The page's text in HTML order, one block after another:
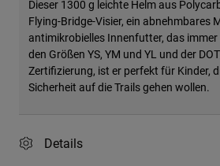
Dieser 1300 g leichte Helm aus
Flying-Bridge-Visier, ein abnehmbares
antimikrobielles Innenfutter, das
den Größen YS, YM und YL und der
Zertifizierung, ist er perfekt für Kinder,
Sicherheit auf die Trails gehen wollen.
Details